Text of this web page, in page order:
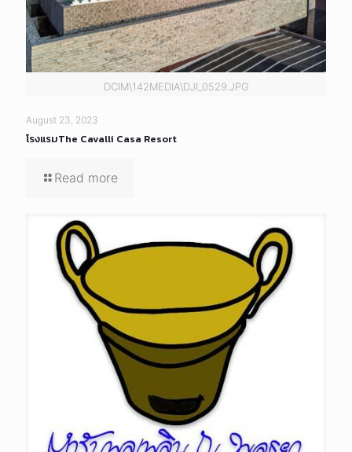
DCIM\142MEDIA\DJI_0529.JPG
August 23, 2023
โรงแรมThe Cavalli Casa Resort
Read more